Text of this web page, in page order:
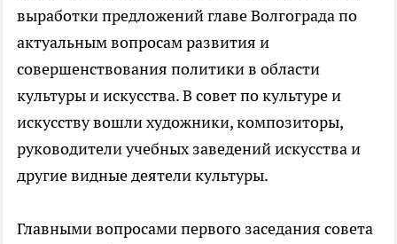
выработки предложений главе Волгограда по
актуальным вопросам развития и
совершенствования политики в области
культуры и искусства. В совет по культуре и
искусству вошли художники, композиторы,
руководители учебных заведений искусства и
другие видные деятели культуры.
Главными вопросами первого заседания совета